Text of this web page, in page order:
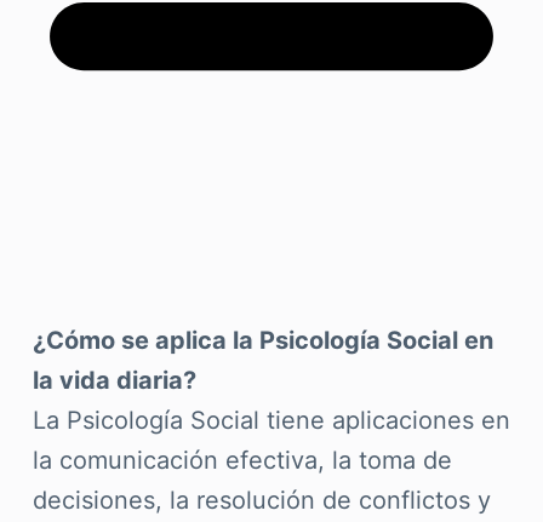
¿Cómo se aplica la Psicología Social en
la vida diaria?
La Psicología Social tiene aplicaciones en
la comunicación efectiva, la toma de
decisiones, la resolución de conflictos y